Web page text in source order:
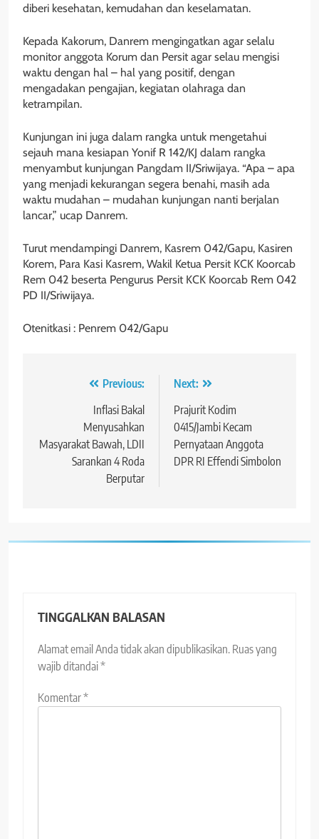
diberi kesehatan, kemudahan dan keselamatan.
Kepada Kakorum, Danrem mengingatkan agar selalu
monitor anggota Korum dan Persit agar selau mengisi
waktu dengan hal – hal yang positif, dengan
mengadakan pengajian, kegiatan olahraga dan
ketrampilan.
Kunjungan ini juga dalam rangka untuk mengetahui
sejauh mana kesiapan Yonif R 142/KJ dalam rangka
menyambut kunjungan Pangdam II/Sriwijaya. “Apa – apa
yang menjadi kekurangan segera benahi, masih ada
waktu mudahan – mudahan kunjungan nanti berjalan
lancar,” ucap Danrem.
Turut mendampingi Danrem, Kasrem 042/Gapu, Kasiren
Korem, Para Kasi Kasrem, Wakil Ketua Persit KCK Koorcab
Rem 042 beserta Pengurus Persit KCK Koorcab Rem 042
PD II/Sriwijaya.
Otenitkasi : Penrem 042/Gapu
Navigasi Previous:
Inflasi Bakal
Menyusahkan
Masyarakat Bawah, LDII
Sarankan 4 Roda
Berputar
Next:
Prajurit Kodim
0415/Jambi Kecam
Pernyataan Anggota
DPR RI Effendi Simbolon
TINGGALKAN BALASAN
Alamat email Anda tidak akan dipublikasikan. Ruas yang
wajib ditandai*
Komentar*